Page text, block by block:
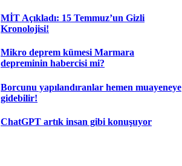
MİT Açıkladı: 15 Temmuz’un Gizli
Kronolojisi!
Mikro deprem kümesi Marmara
depreminin habercisi mi?
Borcunu yapılandıranlar hemen muayeneye
gidebilir!
ChatGPT artık insan gibi konuşuyor